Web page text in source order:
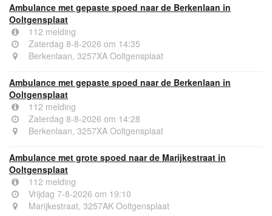
Ambulance met gepaste spoed naar de Berkenlaan in
Ooltgensplaat
112 melding
Zaterdag 8-8-2026 om 14:35
Berkenlaan, 3257XA Ooltgensplaat
Ambulance met gepaste spoed naar de Berkenlaan in
Ooltgensplaat
112 melding
Zaterdag 8-8-2026 om 14:28
Berkenlaan, 3257XA Ooltgensplaat
Ambulance met grote spoed naar de Marijkestraat in
Ooltgensplaat
112 melding
Vrijdag 7-8-2026 om 19:10
Marijkestraat, 3257AK Ooltgensplaat